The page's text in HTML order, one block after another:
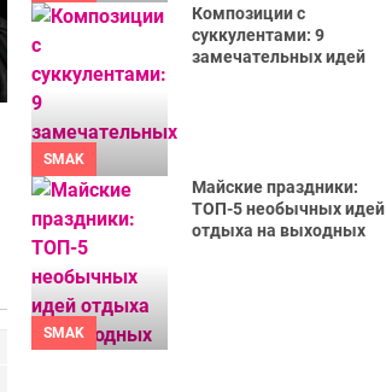
SMAK
Композиции с
суккулентами: 9
замечательных идей
SMAK
Майские праздники:
ТОП-5 необычных идей
отдыха на выходных